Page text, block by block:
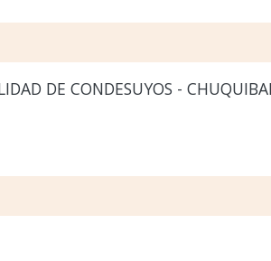
DE CONDESUYOS -